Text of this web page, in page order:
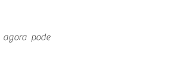
agora pode